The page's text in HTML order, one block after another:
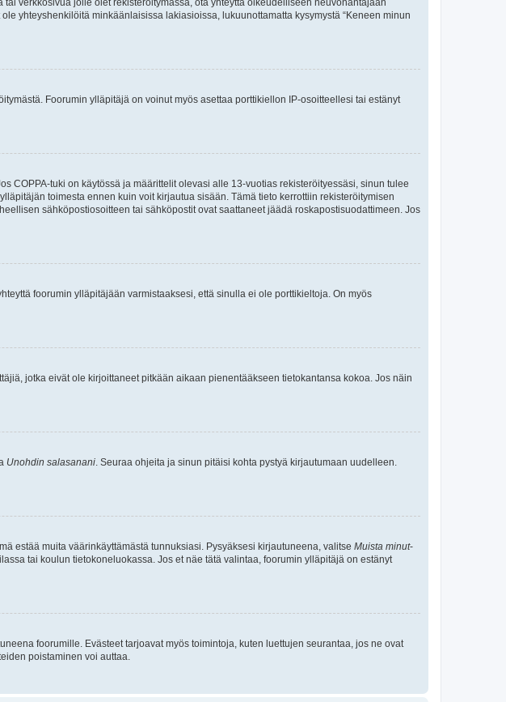
yhteyshenkilöitä minkäänlaisissa lakiasioissa, lukuunottamatta kysymystä “Keneen minun
Foorumin ylläpitäjä on voinut myös asettaa porttikiellon IP-osoitteellesi tai estänyt
COPPA-tuki on käytössä ja määrittelit olevasi alle 13-vuotias rekisteröityessäsi, sinun tulee
toimesta ennen kuin voit kirjautua sisään. Tämä tieto kerrottiin rekisteröitymisen
sähköpostiosoitteen tai sähköpostit ovat saattaneet jäädä roskapostisuodattimeen. Jos
foorumin ylläpitäjään varmistaaksesi, että sinulla ei ole porttikieltoja. On myös
jotka eivät ole kirjoittaneet pitkään aikaan pienentääkseen tietokantansa kokoa. Jos näin
Unohdin salasanani . Seuraa ohjeita ja sinun pitäisi kohta pystyä kirjautumaan uudelleen.
estää muita väärinkäyttämästä tunnuksiasi. Pysyäksesi kirjautuneena, valitse Muista minut-
tai koulun tietokoneluokassa. Jos et näe tätä valintaa, foorumin ylläpitäjä on estänyt
foorumille. Evästeet tarjoavat myös toimintoja, kuten luettujen seurantaa, jos ne ovat
poistaminen voi auttaa.